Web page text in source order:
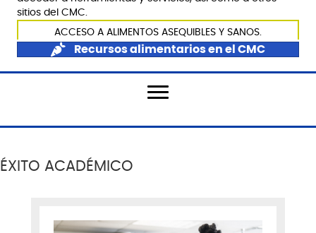
sitios del CMC.
ACCESO A ALIMENTOS ASEQUIBLES Y SANOS.
Recursos alimentarios en el CMC
ÉXITO ACADÉMICO